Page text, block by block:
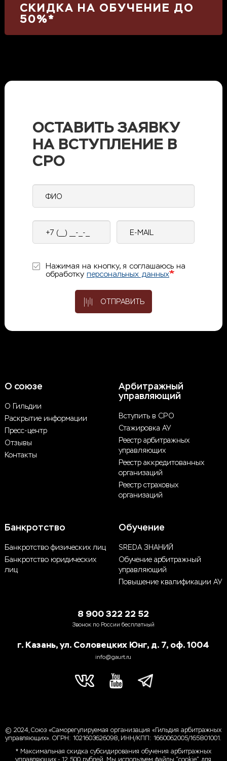
СКИДКА НА ОБУЧЕНИЕ ДО
50%*
ОСТАВИТЬ ЗАЯВКУ
НА ВСТУПЛЕНИЕ В
СРО
телефон
mail
Нажимая на кнопку, я соглашаюсь на
обработку персональных данных
ОТПРАВИТЬ
О союзе
О Гильдии
Раскрытие информации
Пресс-центр
Отзывы
Контакты
Арбитражный
управляющий
Вступить в СРО
Стажировка АУ
Реестр арбитражных
управляющих
Реестр аккредитованных
организаций
Реестр страховых
организаций
Банкротство
Банкротство физических лиц
Банкротство юридических
лиц
Обучение
SREDA ЗНАНИЙ
Обучение арбитражный
управляющий
Повышение квалификации АУ
8 900 322 22 52
Звонок по России бесплатный
г. Казань, ул. Соловецких Юнг, д. 7, оф. 1004
info@gaurt.ru
© 2024, Союз «Саморегулируемая организация «Гильдия арбитражных
управляющих». ОГРН: 1021603626098, ИНН/КПП: 1660062005/165801001.
* Максимальная скидка субсидирования обучения арбитражных